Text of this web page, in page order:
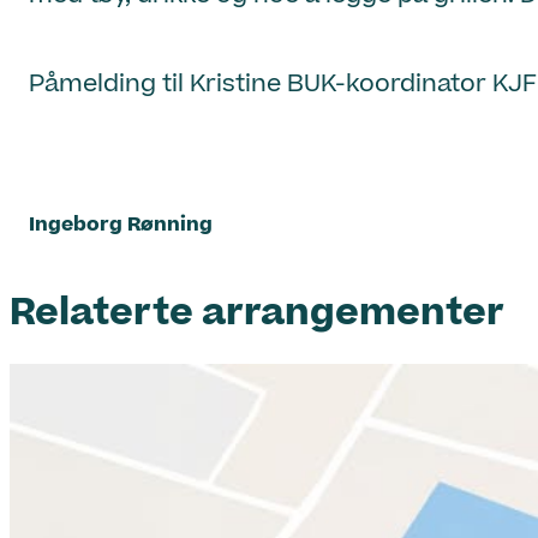
Påmelding til Kristine BUK-koordinator
Ingeborg Rønning
Relaterte arrangementer